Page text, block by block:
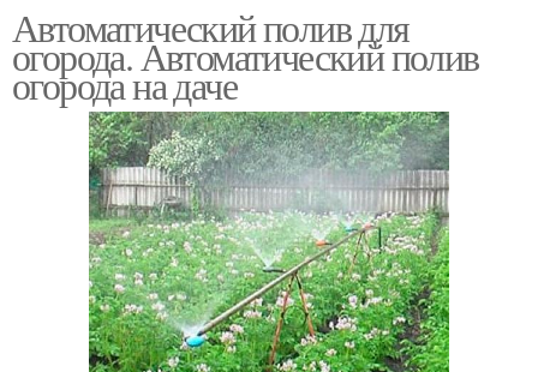
Автоматический полив для
огорода. Автоматический полив
огорода на даче